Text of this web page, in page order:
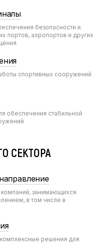
безопасности и
портов, аэропортов и других
спортивных сооружений
обеспечения стабильной
СЕКТОРА
занимающихся
в том числе в
решения для